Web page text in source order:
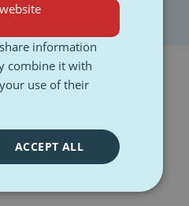
information
combine it with
use of their
ACCEPT ALL